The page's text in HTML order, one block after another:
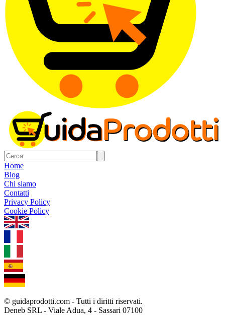
Home
Blog
Chi siamo
Contatti
Privacy Policy
Cookie Policy
© guidaprodotti.com - Tutti i diritti riservati.
Deneb SRL - Viale Adua, 4 - Sassari 07100